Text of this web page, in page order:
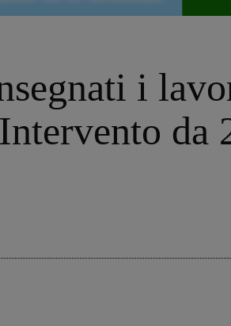
i
da